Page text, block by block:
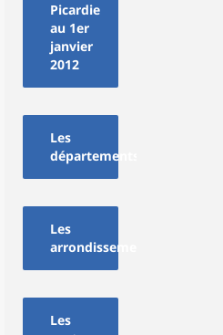
Picardie
au 1er
janvier
2012
Les
départements
Les
arrondissements
Les